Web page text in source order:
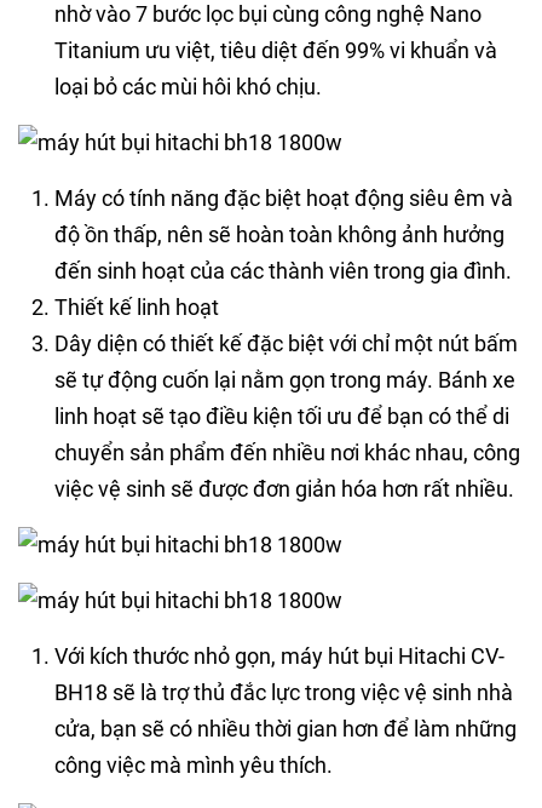
nhờ vào 7 bước lọc bụi cùng công nghệ Nano
Titanium ưu việt, tiêu diệt đến 99% vi khuẩn và
loại bỏ các mùi hôi khó chịu.
Máy có tính năng đặc biệt hoạt động siêu êm và
độ ồn thấp, nên sẽ hoàn toàn không ảnh hưởng
đến sinh hoạt của các thành viên trong gia đình.
Thiết kế linh hoạt
Dây diện có thiết kế đặc biệt với chỉ một nút bấm
sẽ tự động cuốn lại nằm gọn trong máy. Bánh xe
linh hoạt sẽ tạo điều kiện tối ưu để bạn có thể di
chuyển sản phẩm đến nhiều nơi khác nhau, công
việc vệ sinh sẽ được đơn giản hóa hơn rất nhiều.
Với kích thước nhỏ gọn, máy hút bụi Hitachi CV-
BH18 sẽ là trợ thủ đắc lực trong việc vệ sinh nhà
cửa, bạn sẽ có nhiều thời gian hơn để làm những
công việc mà mình yêu thích.